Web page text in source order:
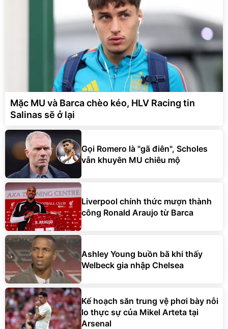
Mặc MU và Barca chèo kéo, HLV Racing tin
Salinas sẽ ở lại
Gọi Romero là "gã điên", Scholes
vẫn khuyên MU chiêu mộ
Liverpool chính thức mượn thành
công Ronald Araujo từ Barca
Ashley Young buồn bã khi thấy
Welbeck gia nhập Chelsea
Kế hoạch săn trung vệ phơi bày nỗi
lo thực sự của Mikel Arteta tại
Arsenal